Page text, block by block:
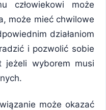
człowiekowi może
może mieć chwilowe
działaniom
i pozwolić sobie
jeżeli wyborem musi
może okazać